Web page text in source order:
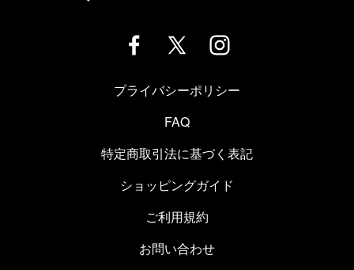
プライバシーポリシー
FAQ
特定商取引法に基づく表記
ショッピングガイド
ご利用規約
お問い合わせ